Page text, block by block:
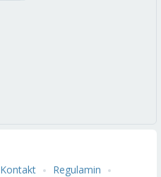
Kontakt
Regulamin